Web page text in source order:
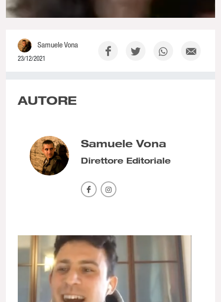
Samuele Vona
23/12/2021
AUTORE
Samuele Vona
Direttore Editoriale